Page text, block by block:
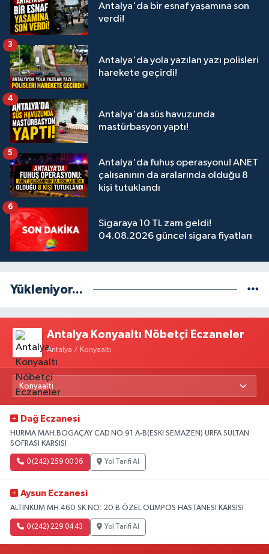
Antalya'da bir esnaf yaşamına son
verdi!
Antalya'da yola yazılan yazı polisleri
harekete geçirdi!
3
Antalya'da süs havuzunda
mastürbasyon yaptı!
4
Antalya'da fuhuş operasyonu! ANET
çalışanının da aralarında olduğu 8
kişi tutuklandı
5
Sigaraya 10 TL zam geldi!
04.08.2026 güncel sigara fiyatları
6
Yükleniyor...
Antalya Konyaaltı Nöbetçi Eczaneler
Antalya / Konyaaltı
Dağ Eczanesi
HURMA MAH.BOGAÇAY CAD.NO:91 A-B(ESKI SEMAZEN) URFA SULTAN
SOFRASI KARSISI
0 (242) 259 00 36 Yol Tarifi Al
Aysun Eczanesi
ALTINKUM MH.460 SK.NO: 20 B ÖZEL OLIMPOS HASTANESI KARSISI
0 (242) 229 04 43 Yol Tarifi Al